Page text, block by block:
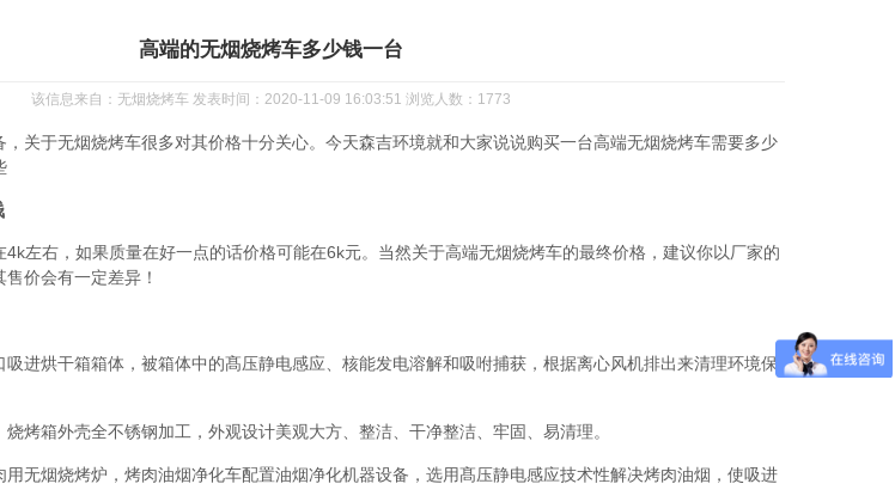
高端的无烟烧烤车多少钱一台
该信息来自：无烟烧烤车 发表时间：2020-11-09 16:03:51 浏览人数：1773
关于无烟烧烤车很多对其价格十分关心。今天森吉环境就和大家说说购买一台高端无烟烧烤车需要多少
左右，如果质量在好一点的话价格可能在6k元。当然关于高端无烟烧烤车的最终价格，建议你以厂家的
价会有一定差异！
进烘干箱箱体，被箱体中的髙压静电感应、核能发电溶解和吸咐捕获，根据离心风机排出来清理环境保
烤箱外壳全不锈钢加工，外观设计美观大方、整洁、干净整洁、牢固、易清理。
无烟烧烤炉，烤肉油烟净化车配置油烟净化机器设备，选用髙压静电感应技术性解决烤肉油烟，使吸进